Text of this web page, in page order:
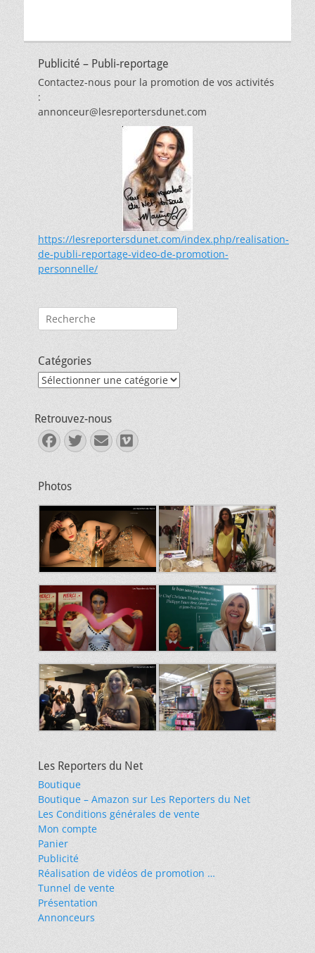
Publicité – Publi-reportage
Contactez-nous pour la promotion de vos activités
:
annonceur@lesreportersdunet.com
https://lesreportersdunet.com/index.php/realisation-
de-publi-reportage-video-de-promotion-
personnelle/
Rechercher :
Catégories
Catégories
Retrouvez-nous
Facebook
Twitter
E-
mail
Vimeo
Photos
Les Reporters du Net
Boutique
Boutique – Amazon sur Les Reporters du Net
Les Conditions générales de vente
Mon compte
Panier
Publicité
Réalisation de vidéos de promotion …
Tunnel de vente
Présentation
Annonceurs